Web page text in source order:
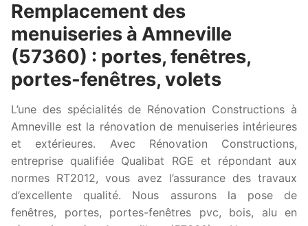
Remplacement des
menuiseries à Amneville
(57360) : portes, fenêtres,
portes-fenêtres, volets
L’une des spécialités de Rénovation Constructions à
Amneville est la rénovation de menuiseries intérieures
et extérieures. Avec Rénovation Constructions,
entreprise qualifiée Qualibat RGE et répondant aux
normes RT2012, vous avez l’assurance des travaux
d’excellente qualité. Nous assurons la pose de
fenêtres, portes, portes-fenêtres pvc, bois, alu en